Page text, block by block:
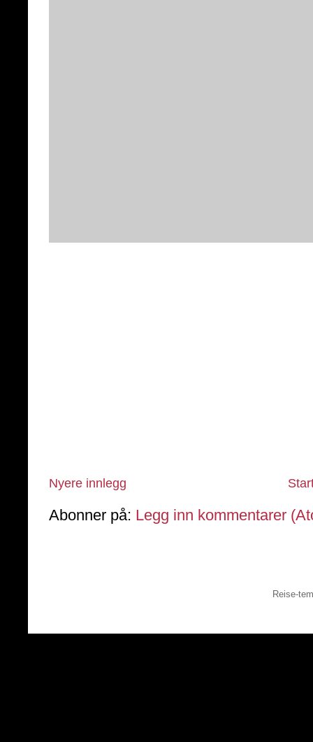
Nyere innlegg
Abonner på: Legg inn kommentarer
Reise-